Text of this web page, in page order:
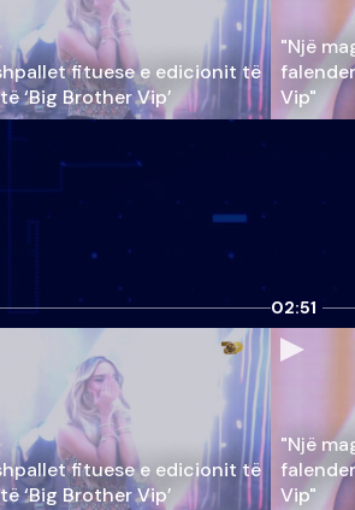
fituese e edicionit të
‘Big Brother Vip’
"Një
Vip"
fituese e edicionit të
‘Big Brother Vip’
02:51
"Një
Vip"